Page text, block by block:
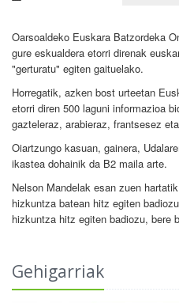
Oarsoaldeko Euskara Batzordeka
gure eskualdera etorri direnak
"gerturatu" egiten gaituelako.
Horregatik, azken bost urteetan
etorri diren 500 laguni informazioa
gazteleraz, arabieraz, frantsesez
Oiartzungo kasuan, gainera,
ikastea dohainik da B2 maila arte.
Nelson Mandelak esan zuen
hizkuntza batean hitz egiten
hizkuntza hitz egiten badiozu, bere
Gehigarriak